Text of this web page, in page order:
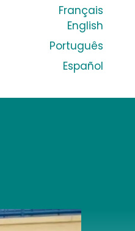
Français
English
Português
Español